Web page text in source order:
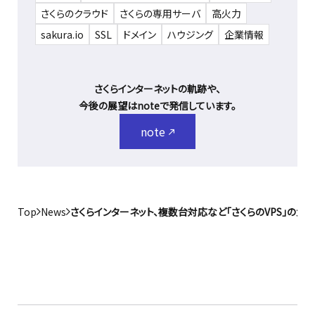
さくらのクラウド
さくらの専用サーバ
高火力
sakura.io
SSL ドメイン ハウジング 企業情報
さくらインターネットの軌跡や、
今後の展望はnoteで発信しています。
note
Top News さくらインターネット、複数台対応など「さくらのVPS」の